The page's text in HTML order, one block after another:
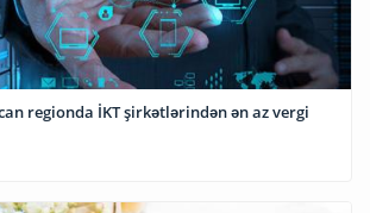
regionda İKT şirkətlərindən ən az vergi